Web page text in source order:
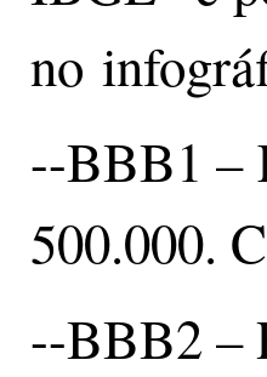
no
--BBB1 –
500.000.
--BBB2 –